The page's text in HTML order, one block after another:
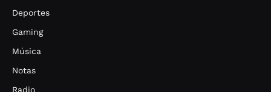
Deportes
Gaming
Música
Notas
Radio